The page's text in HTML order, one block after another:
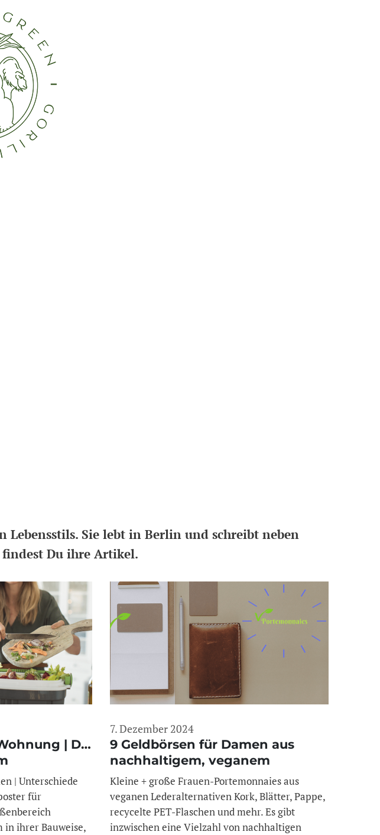
Sie lebt in Berlin und schreibt neben
Du ihre Artikel.
| Die
Küche
| Unterschiede
für
in ihrer Bauweise,
9 Geldbörsen für Damen aus
nachhaltigem, veganem
Kunstleder
7. Dezember 2024
Kleine + große Frauen-Portemonnaies aus
veganen Lederalternativen Kork, Blätter, Pappe,
recycelte PET-Flaschen und mehr. Es gibt
inzwischen eine Vielzahl von nachhaltigen